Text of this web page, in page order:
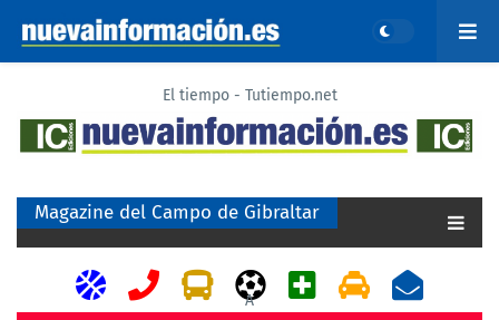
El tiempo - Tutiempo.net
Magazine del Campo de Gibraltar
A